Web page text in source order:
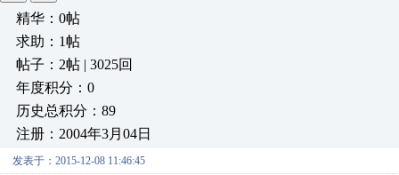
精华：0帖
求助：1帖
帖子：2帖 | 3025回
年度积分：0
历史总积分：89
注册：2004年3月04日
发表于：2015-12-08 11:46:45